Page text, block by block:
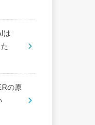
は
の原